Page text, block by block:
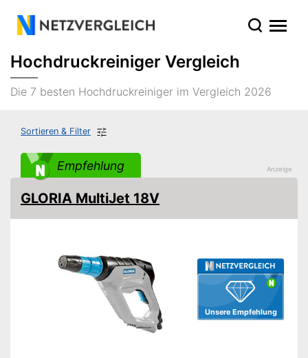
Hochdruckreiniger Vergleich
Die 7 besten Hochdruckreiniger im Vergleich 2026
Sortieren & Filter
Empfehlung
Unsere Empfehlung
GLORIA MultiJet 18V